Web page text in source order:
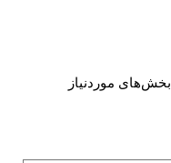
بخش‌های موردنیاز